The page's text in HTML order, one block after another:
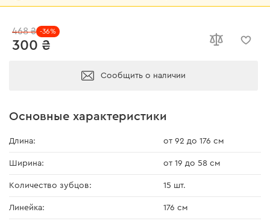
300 ₴
468 ₴ -36%
Сообщить о наличии
Основные характеристики
Длина: от 92 до 176 см
Ширина: от 19 до 58 см
Количество зубцов: 15 шт.
Линейка: 176 см